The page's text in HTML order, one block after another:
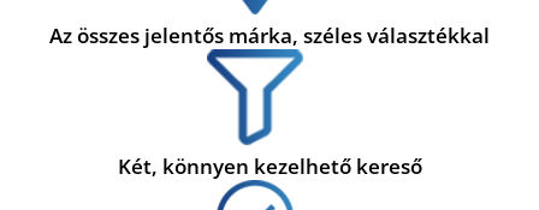
Az összes jelentős márka, széles választékkal
Két, könnyen kezelhető kereső